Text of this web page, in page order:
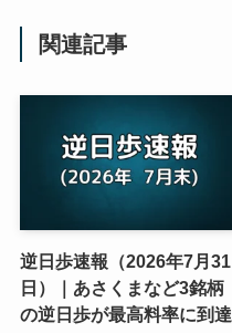
関連記事
逆日歩速報（2026年7月31
日）｜あさくまなど3銘柄
の逆日歩が最高料率に到達